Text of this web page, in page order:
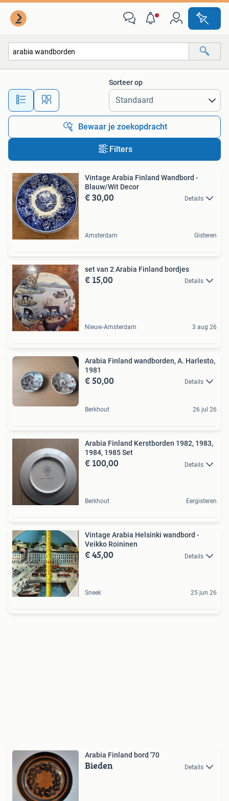
Alle afstanden…
Sorteer op
Bewaar je zoekopdracht
Filters
Vintage Arabia Finland Wandbord -
Blauw/Wit Decor
€ 30,00 Details
Amsterdam Gisteren
set van 2 Arabia Finland bordjes
€ 15,00 Details
Nieuw-Amsterdam 3 aug 26
Arabia Finland wandborden, A. Harlesto,
1981
€ 50,00 Details
Berkhout 26 jul 26
Arabia Finland Kerstborden 1982, 1983,
1984, 1985 Set
€ 100,00 Details
Berkhout Eergisteren
Vintage Arabia Helsinki wandbord -
Veikko Roininen
€ 45,00 Details
Sneek 25 jun 26
Arabia Finland bord '70
Bieden Details